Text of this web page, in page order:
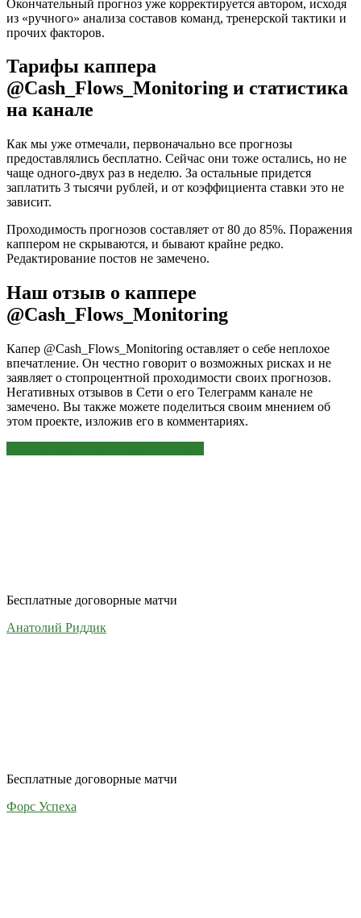
Окончательный прогноз уже корректируется автором, исходя
из «ручного» анализа составов команд, тренерской тактики и
прочих факторов.
Тарифы каппера
@Cash_Flows_Monitoring и статистика
на канале
Как мы уже отмечали, первоначально все прогнозы
предоставлялись бесплатно. Сейчас они тоже остались, но не
чаще одного-двух раз в неделю. За остальные придется
заплатить 3 тысячи рублей, и от коэффициента ставки это не
зависит.
Проходимость прогнозов составляет от 80 до 85%. Поражения
каппером не скрываются, и бывают крайне редко.
Редактирование постов не замечено.
Наш отзыв о каппере
@Cash_Flows_Monitoring
Капер @Cash_Flows_Monitoring оставляет о себе неплохое
впечатление. Он честно говорит о возможных рисках и не
заявляет о стопроцентной проходимости своих прогнозов.
Негативных отзывов в Сети о его Телеграмм канале не
замечено. Вы также можете поделиться своим мнением об
этом проекте, изложив его в комментариях.
Бесплатные договорные матчи
Анатолий Риддик
Бесплатные договорные матчи
Форс Успеха